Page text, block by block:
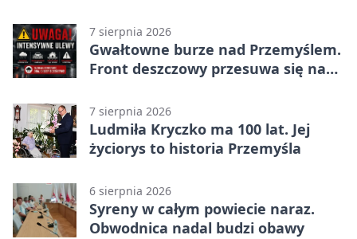
7 sierpnia 2026
Gwałtowne burze nad Przemyślem.
Front deszczowy przesuwa się na
7 sierpnia 2026
Ludmiła Kryczko ma 100 lat. Jej
życiorys to historia Przemyśla
6 sierpnia 2026
Syreny w całym powiecie naraz.
Obwodnica nadal budzi obawy